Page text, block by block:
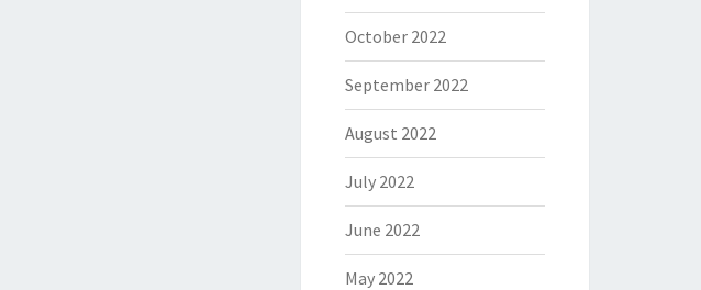
October 2022
September 2022
August 2022
July 2022
June 2022
May 2022